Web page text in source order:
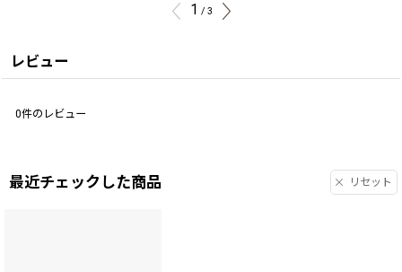
1 / 3
レビュー
0件のレビュー
最近チェックした商品 リセット